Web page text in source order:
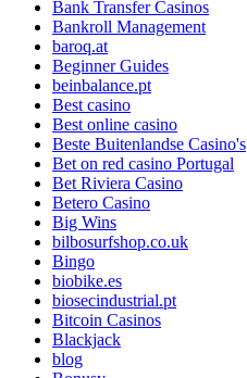
Bank Transfer Casinos
Bankroll Management
baroq.at
Beginner Guides
beinbalance.pt
Best casino
Best online casino
Beste Buitenlandse Casino's
Bet on red casino Portugal
Bet Riviera Casino
Betero Casino
Big Wins
bilbosurfshop.co.uk
Bingo
biobike.es
biosecindustrial.pt
Bitcoin Casinos
Blackjack
blog